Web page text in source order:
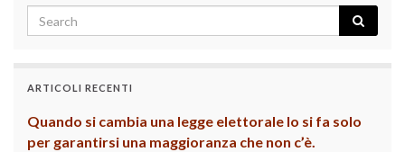
ARTICOLI RECENTI
Quando si cambia una legge elettorale lo si fa solo
per garantirsi una maggioranza che non c’è.